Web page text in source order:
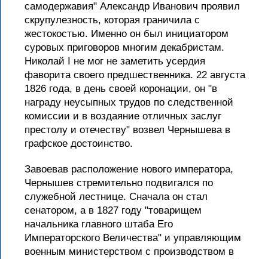
самодержавия" Александр Иванович проявил
скрупулезность, которая граничила с
жестокостью. Именно он был инициатором
суровых приговоров многим декабристам.
Николай I не мог не заметить усердия
фаворита своего предшественника. 22 августа
1826 года, в день своей коронации, он "в
награду неусыпных трудов по следственной
комиссии и в воздаяние отличных заслуг
престолу и отечеству" возвел Чернышева в
графское достоинство.
Завоевав расположение нового императора,
Чернышев стремительно подвигался по
служебной лестнице. Сначала он стал
сенатором, а в 1827 году "товарищем
начальника главного штаба Его
Императорского Величества" и управляющим
военным министерством с производством в